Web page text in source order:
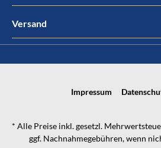
Versand
Impressum
* Alle Preise inkl. gesetzl.
ggf. Nachnahmegebühren, wenn